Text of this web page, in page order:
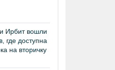
Ирбит вошли
где доступна
на вторичку